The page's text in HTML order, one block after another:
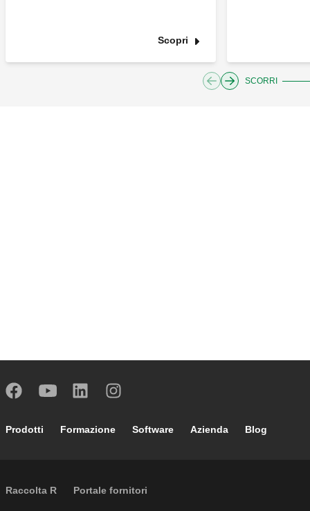
Scopri
SCORRI
Footer main navigation
Prodotti Formazione Software Azienda Blog
External links
Raccolta R Portale fornitori